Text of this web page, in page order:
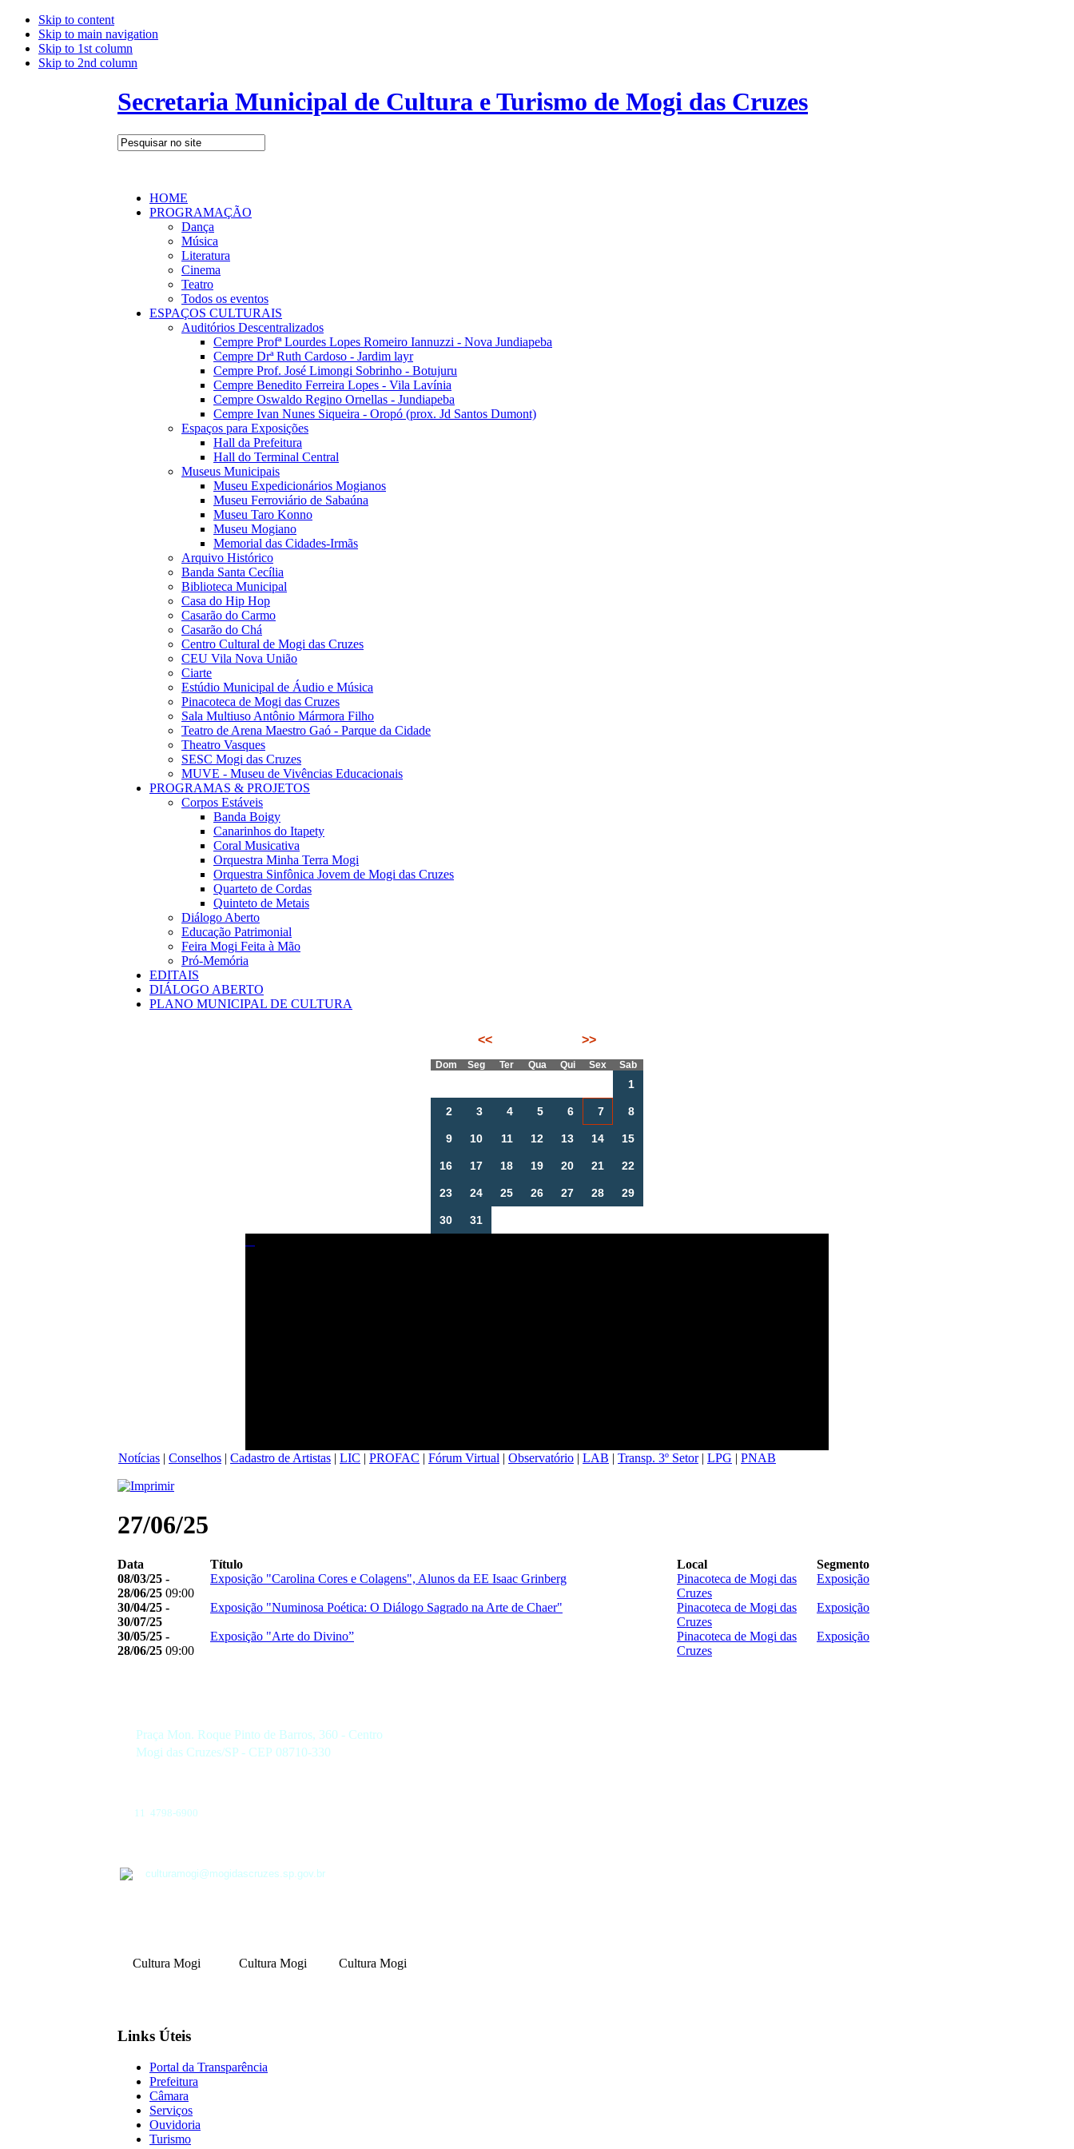
Skip to content
Skip to main navigation
Skip to 1st column
Skip to 2nd column
Secretaria Municipal de Cultura e Turismo de Mogi das Cruzes
HOME
PROGRAMAÇÃO
Dança
Música
Literatura
Cinema
Teatro
Todos os eventos
ESPAÇOS CULTURAIS
Auditórios Descentralizados
Cempre Profª Lourdes Lopes Romeiro Iannuzzi - Nova Jundiapeba
Cempre Drª Ruth Cardoso - Jardim layr
Cempre Prof. José Limongi Sobrinho - Botujuru
Cempre Benedito Ferreira Lopes - Vila Lavínia
Cempre Oswaldo Regino Ornellas - Jundiapeba
Cempre Ivan Nunes Siqueira - Oropó (prox. Jd Santos Dumont)
Espaços para Exposições
Hall da Prefeitura
Hall do Terminal Central
Museus Municipais
Museu Expedicionários Mogianos
Museu Ferroviário de Sabaúna
Museu Taro Konno
Museu Mogiano
Memorial das Cidades-Irmãs
Arquivo Histórico
Banda Santa Cecília
Biblioteca Municipal
Casa do Hip Hop
Casarão do Carmo
Casarão do Chá
Centro Cultural de Mogi das Cruzes
CEU Vila Nova União
Ciarte
Estúdio Municipal de Áudio e Música
Pinacoteca de Mogi das Cruzes
Sala Multiuso Antônio Mármora Filho
Teatro de Arena Maestro Gaó - Parque da Cidade
Theatro Vasques
SESC Mogi das Cruzes
MUVE - Museu de Vivências Educacionais
PROGRAMAS & PROJETOS
Corpos Estáveis
Banda Boigy
Canarinhos do Itapety
Coral Musicativa
Orquestra Minha Terra Mogi
Orquestra Sinfônica Jovem de Mogi das Cruzes
Quarteto de Cordas
Quinteto de Metais
Diálogo Aberto
Educação Patrimonial
Feira Mogi Feita à Mão
Pró-Memória
EDITAIS
DIÁLOGO ABERTO
PLANO MUNICIPAL DE CULTURA
<< >>
Dom Seg Ter Qua Qui Sex Sab
1
2 3 4 5 6 7 8
9 10 11 12 13 14 15
16 17 18 19 20 21 22
23 24 25 26 27 28 29
30 31
Notícias | Conselhos | Cadastro de Artistas | LIC | PROFAC | Fórum Virtual | Observatório | LAB | Transp. 3º Setor| LPG | PNAB
27/06/25
Data Título Local
Segmento
08/03/25 -
28/06/25 09:00
Exposição "Carolina Cores e Colagens", Alunos da EE Isaac Grinberg
Pinacoteca de Mogi das
Cruzes
Exposição
30/04/25 -
30/07/25
Exposição "Numinosa Poética: O Diálogo Sagrado na Arte de Chaer"
Pinacoteca de Mogi das
Cruzes
Exposição
30/05/25 -
28/06/25 09:00
Exposição "Arte do Divino”
Pinacoteca de Mogi das
Cruzes
Exposição
Praça Mon. Roque Pinto de Barros, 360 - Centro
Mogi das Cruzes/SP - CEP 08710-330
11 4798-6900
culturamogi@mogidascruzes.sp.gov.br
Cultura Mogi Cultura Mogi Cultura Mogi
Links Úteis
Portal da Transparência
Prefeitura
Câmara
Serviços
Ouvidoria
Turismo